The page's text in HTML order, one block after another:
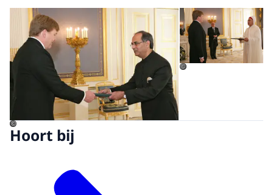
Open de galerij in vergrote
©
©
Hoort bij